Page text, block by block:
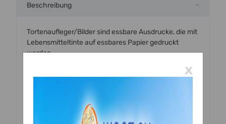
Beschreibung
Tortenaufleger/Bilder sind essbare Ausdrucke, die mit
Lebensmitteltinte auf essbares Papier gedruckt
werden.
Die essbaren Bilder werden mit einem für den
Lebensmitteldruck zertifizierten Drucker, mit
Lebensmitteltinte bedruckt und sind zu 100 % essbar.
x